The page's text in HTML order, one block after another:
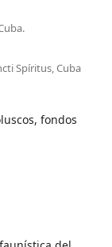
Spíritus, Cuba
fondos